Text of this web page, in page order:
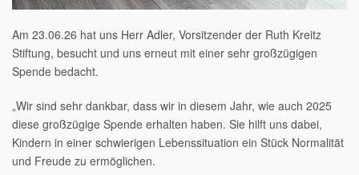
Am 23.06.26 hat uns Herr Adler, Vorsitzender der Ruth Kreitz
Stiftung, besucht und uns erneut mit einer sehr großzügigen
Spende bedacht.
„Wir sind sehr dankbar, dass wir in diesem Jahr, wie auch 2025
diese großzügige Spende erhalten haben. Sie hilft uns dabei,
Kindern in einer schwierigen Lebenssituation ein Stück Normalität
und Freude zu ermöglichen.